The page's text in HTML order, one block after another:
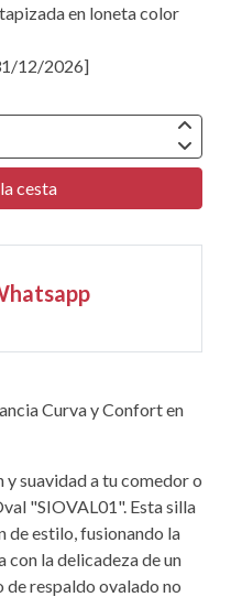
en loneta color
12/2026]
cesta
Curva y Confort en
suavidad a tu comedor o
"SIOVAL01". Esta silla
de estilo, fusionando la
con la delicadeza de un
de respaldo ovalado no